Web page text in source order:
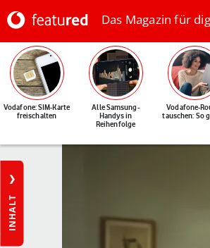
Das Magazin für
Vodafone: SIM-Karte
freischalten
Alle Samsung-
Handys in
Reihenfolge
Vodafone-
tauschen: So
INHALT